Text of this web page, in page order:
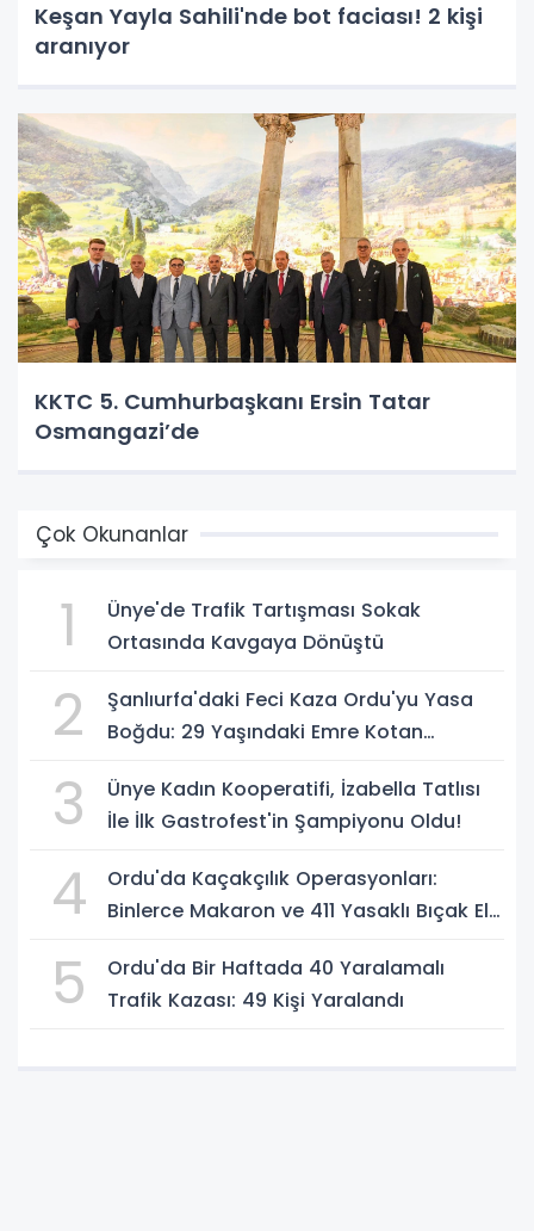
Keşan Yayla Sahili'nde bot faciası! 2 kişi
aranıyor
KKTC 5. Cumhurbaşkanı Ersin Tatar
Osmangazi’de
Çok Okunanlar
1
Ünye'de Trafik Tartışması Sokak
Ortasında Kavgaya Dönüştü
2
Şanlıurfa'daki Feci Kaza Ordu'yu Yasa
Boğdu: 29 Yaşındaki Emre Kotan
3
Ünye Kadın Kooperatifi, İzabella Tatlısı
İle İlk Gastrofest'in Şampiyonu Oldu!
4
Ordu'da Kaçakçılık Operasyonları:
Binlerce Makaron ve 411 Yasaklı Bıçak Ele
5
Ordu'da Bir Haftada 40 Yaralamalı
Trafik Kazası: 49 Kişi Yaralandı